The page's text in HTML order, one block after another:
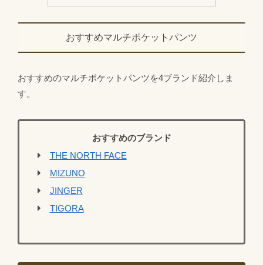
おすすめマルチポケットパンツ
おすすめのマルチポケットパンツを4ブランド紹介しま
す。
おすすめのブランド
THE NORTH FACE
MIZUNO
JINGER
TIGORA